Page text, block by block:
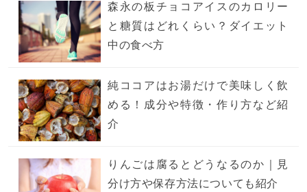
森永の板チョコアイスのカロリー
と糖質はどれくらい？ダイエット
中の食べ方
純ココアはお湯だけで美味しく飲
める！成分や特徴・作り方など紹
介
りんごは腐るとどうなるのか｜見
分け方や保存方法についても紹介